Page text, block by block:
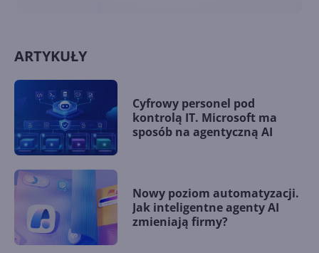
ARTYKUŁY
Cyfrowy personel pod
kontrolą IT. Microsoft ma
sposób na agentyczną AI
Nowy poziom automatyzacji.
Jak inteligentne agenty AI
zmieniają firmy?